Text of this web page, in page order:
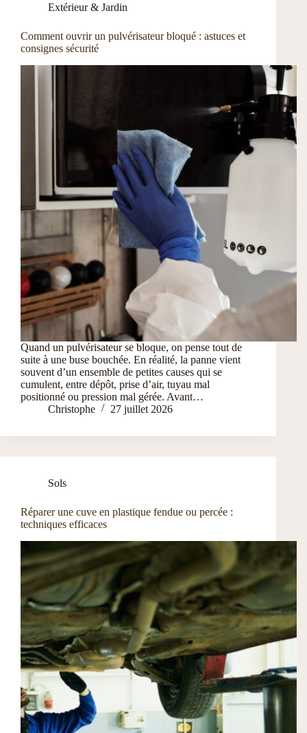
Extérieur & Jardin
Comment ouvrir un pulvérisateur bloqué : astuces et
consignes sécurité
Quand un pulvérisateur se bloque, on pense tout de
suite à une buse bouchée. En réalité, la panne vient
souvent d’un ensemble de petites causes qui se
cumulent, entre dépôt, prise d’air, tuyau mal
positionné ou pression mal gérée. Avant…
Christophe
27 juillet 2026
Sols
Réparer une cuve en plastique fendue ou percée :
techniques efficaces